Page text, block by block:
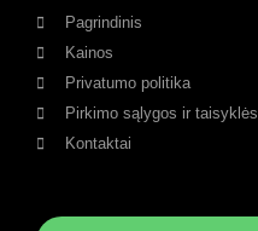
Pagrindinis
Kainos
Privatumo politika
Pirkimo sąlygos ir taisyklės
Kontaktai